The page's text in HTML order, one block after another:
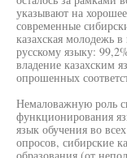
указывают на
современные
казахская молодежь в
русскому языку:
владение казахским
опрошенных
Немаловажную роль
функционирования
язык обучения во
опросов, сибирские